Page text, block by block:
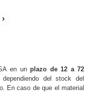
en unplazo de 12 a 72
del stock del
En caso de que el material